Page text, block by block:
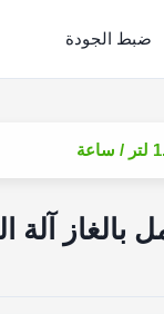
ضبط الجودة